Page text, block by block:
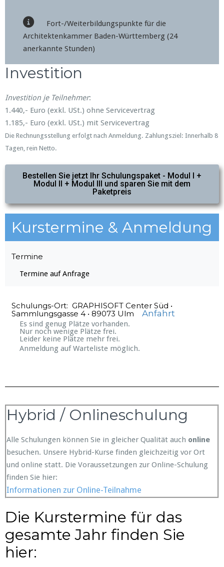
Fort-/Weiterbildungspunkte für die
Architektenkammer Baden-Württemberg (24
anerkannte Stunden)
Investition
Investition je Teilnehmer:
1.440,- Euro (exkl. USt.) ohne Servicevertrag
1.185,- Euro (exkl. USt.) mit Servicevertrag
Die Rechnungsstellung erfolgt nach Anmeldung. Zahlungsziel: Innerhalb 8
Tagen, rein Netto.
Bestellen Sie jetzt Ihr Schulungspaket - Modul I +
Modul II + Modul III und sparen Sie mit dem
Paketpreis
Kurstermine & Anmeldung
Termine
Termine auf Anfrage
Schulungs-Ort: GRAPHISOFT Center Süd •
Sammlungsgasse 4 • 89073 Ulm Anfahrt
Es sind genug Plätze vorhanden.
Nur noch wenige Plätze frei.
Leider keine Plätze mehr frei.
Anmeldung auf Warteliste möglich.
Hybrid / Onlineschulung
Alle Schulungen können Sie in gleicher Qualität auch online
besuchen. Unsere Hybrid-Kurse finden gleichzeitig vor Ort
und online statt. Die Voraussetzungen zur Online-Schulung
finden Sie hier:
Informationen zur Online-Teilnahme
Die Kurstermine für das
gesamte Jahr finden Sie
hier: